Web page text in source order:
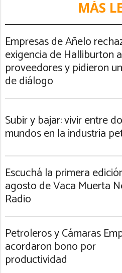
MÁS
Empresas de Añelo
exigencia de Halliburton
proveedores y pidieron
de diálogo
Subir y bajar: vivir entre
mundos en la industria
Escuchá la primera
agosto de Vaca Muerta
Radio
Petroleros y Cámaras
acordaron bono por
productividad